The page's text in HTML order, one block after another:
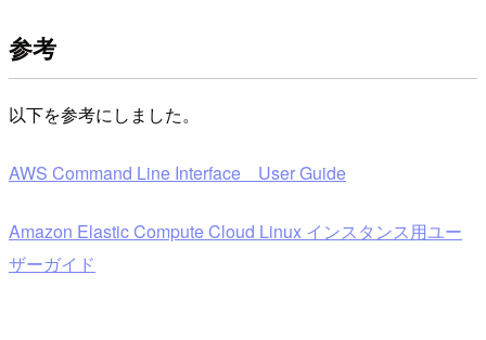
参考
以下を参考にしました。
AWS Command Line Interface User Guide
Amazon Elastic Compute Cloud Linux インスタンス用ユー
ザーガイド